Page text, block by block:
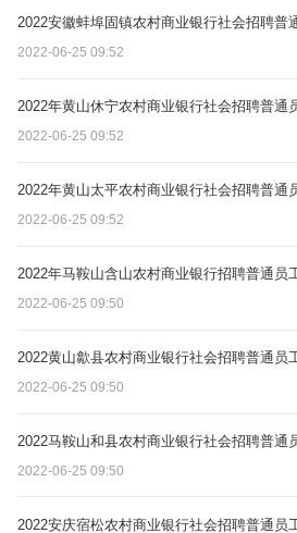
2022安徽蚌埠固镇农村商业银行社会招聘普
2022-06-25 09:52
2022年黄山休宁农村商业银行社会招聘普通
2022-06-25 09:52
2022年黄山太平农村商业银行社会招聘普通
2022-06-25 09:52
2022年马鞍山含山农村商业银行招聘普通员
2022-06-25 09:50
2022黄山歙县农村商业银行社会招聘普通员
2022-06-25 09:50
2022马鞍山和县农村商业银行社会招聘普通
2022-06-25 09:50
2022安庆宿松农村商业银行社会招聘普通员